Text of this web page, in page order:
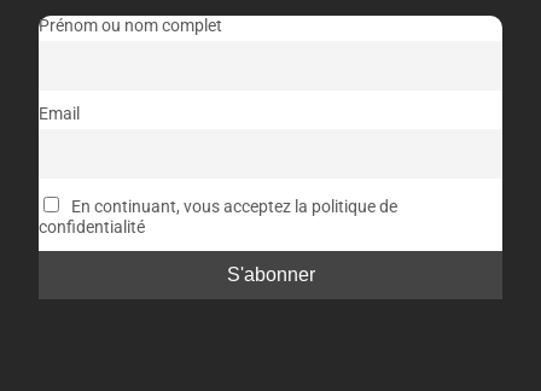
Prénom ou nom complet
Email
En continuant, vous acceptez la politique de
confidentialité